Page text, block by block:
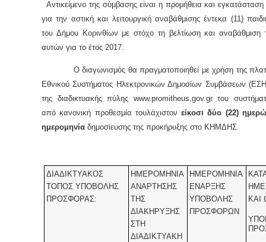
Αντικείμενο της σύμβασης είναι η προμήθεια και
για την αστική και λειτουργική αναβάθμισης έντεκα (11)
του Δήμου Κορινθίων με στόχο τη βελτίωση και
αυτών για το έτος 2017.
Ο διαγωνισμός θα πραγματοποιηθεί με χρήση της
Εθνικού Συστήματος Ηλεκτρονικών Δημοσίων Συμβάσεων
της διαδικτυακής πύλης www.promitheus.gov.gr του
από κανονική προθεσμία τουλάχιστονείκοσι δύο (22)
ημερομηνία δημοσίευσης της προκήρυξης στο ΚΗΜΔΗΣ.
ΔΙΑΔΙΚΤΥΑΚΟΣ
ΤΟΠΟΣ ΥΠΟΒΟΛΗΣ
ΠΡΟΣΦΟΡΑΣ:
ΗΜΕΡΟΜΗΝΙΑ
ΑΝΑΡΤΗΣΗΣ
ΤΗΣ
ΔΙΑΚΗΡΥΞΗΣ
ΣΤΗ
ΔΙΑΔΙΚΤΥΑΚΗ
ΗΜΕΡΟΜΗΝΙΑ
ΕΝΑΡΞΗΣ
ΥΠΟΒΟΛΗΣ
ΠΡΟΣΦΟΡΩΝ
ΚΑΙ